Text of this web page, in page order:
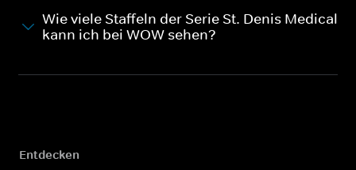
Wie viele Staffeln der Serie St. Denis Medical
kann ich bei WOW sehen?
Entdecken